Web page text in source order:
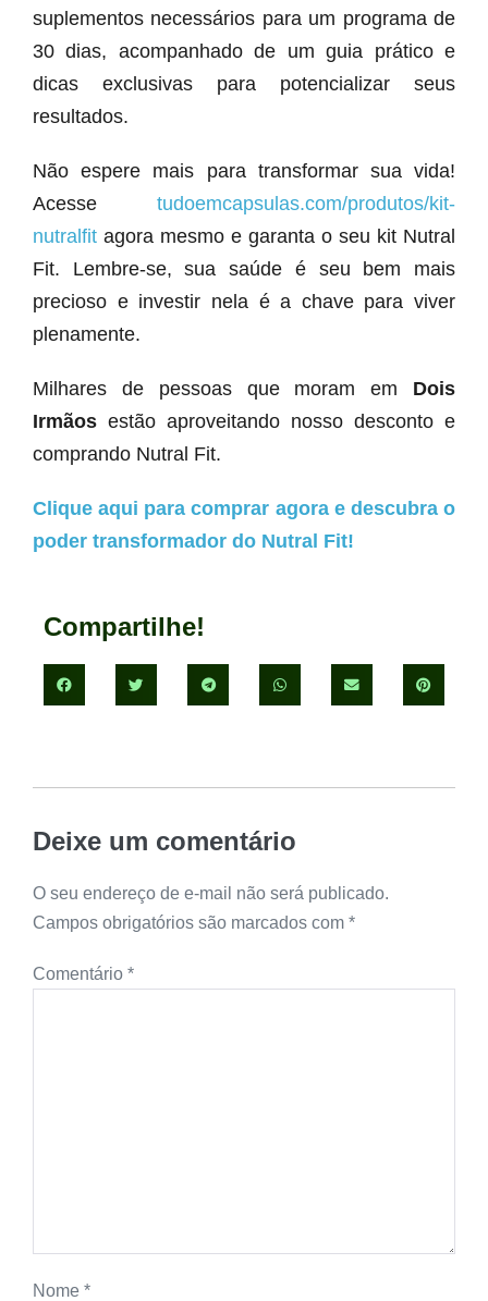
suplementos necessários para um programa de
30 dias, acompanhado de um guia prático e
dicas exclusivas para potencializar seus
resultados.
Não espere mais para transformar sua vida!
Acesse tudoemcapsulas.com/produtos/kit-
nutralfit agora mesmo e garanta o seu kit Nutral
Fit. Lembre-se, sua saúde é seu bem mais
precioso e investir nela é a chave para viver
plenamente.
Milhares de pessoas que moram em Dois
Irmãos estão aproveitando nosso desconto e
comprando Nutral Fit.
Clique aqui para comprar agora e descubra o
poder transformador do Nutral Fit!
Compartilhe!
Deixe um comentário
O seu endereço de e-mail não será publicado.
Campos obrigatórios são marcados com *
Comentário *
Nome *